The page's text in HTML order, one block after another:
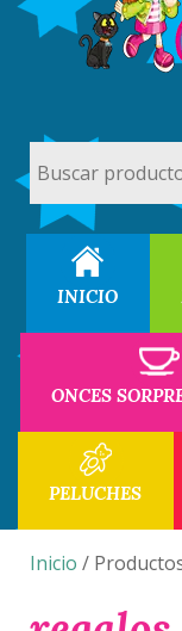
por:
INICIO
ONCES
PELUCHES
Inicio /